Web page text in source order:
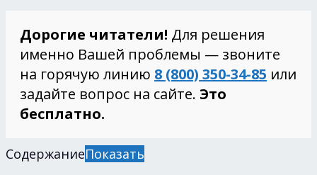
Дорогие читатели! Для решения
именно Вашей проблемы — звоните
на горячую линию 8 (800) 350-34-85 или
задайте вопрос на сайте. Это
бесплатно.
СодержаниеПоказать